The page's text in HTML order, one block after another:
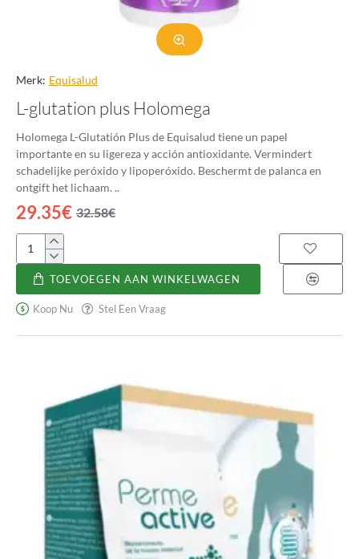
Merk: Equisalud
L-glutation plus Holomega
Holomega L-Glutatión Plus de Equisalud tiene un papel
importante en su ligereza y acción antioxidante. Vermindert
schadelijke peróxido y lipoperóxido. Beschermt de palanca en
ontgift het lichaam. ..
29.35€ 32.58€
glutation
plus
Holomega
TOEVOEGEN AAN WINKELWAGEN
Koop Nu Stel Een Vraag